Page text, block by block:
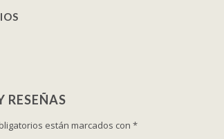
RESEÑAS
están marcados con *